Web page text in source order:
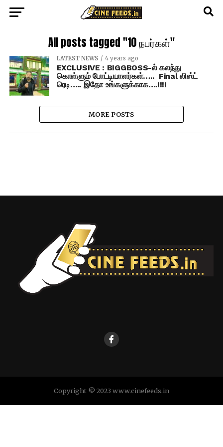
All posts tagged "10 நபர்கள்"
LATEST NEWS 4 years ago
EXCLUSIVE : BIGGBOSS-ல் கலந்து
கொள்ளும் போட்டியாளர்கள்….. Final லிஸ்ட்
ரெடி….. இதோ உங்களுக்காக….!!!!
MORE POSTS
Copyright © 2023 www.cinefeeds.in